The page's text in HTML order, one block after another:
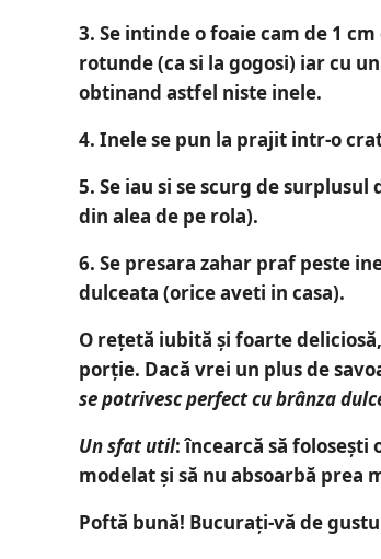
3. Se intinde o foaie cam de 1
rotunde (ca si la gogosi) iar cu
obtinand astfel niste inele.
4. Inele se pun la prajit intr-o
5. Se iau si se scurg de
din alea de pe rola).
6. Se presara zahar praf peste
dulceata (orice aveti in casa).
O rețetă iubită și foarte deliciosă
porție. Dacă vrei un plus de
se potrivesc perfect cu brânza
Un sfat util: încearcă să folosești
modelat și să nu absoarbă prea
Poftă bună! Bucurați-vă de